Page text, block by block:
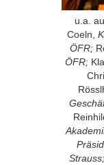
u.a.
Coeln,
ÖFR;
ÖFR;
Strauss;